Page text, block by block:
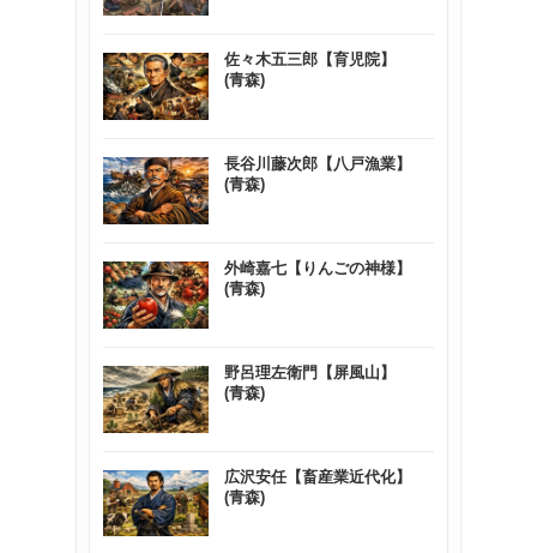
佐々木五三郎【育児院】
(青森)
長谷川藤次郎【八戸漁業】
(青森)
外崎嘉七【りんごの神様】
(青森)
野呂理左衛門【屏風山】
(青森)
広沢安任【畜産業近代化】
(青森)